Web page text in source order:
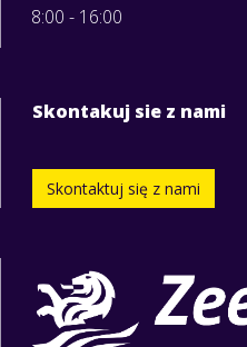
8:00 - 16:00
Skontakuj sie z nami
Skontaktuj się z nami